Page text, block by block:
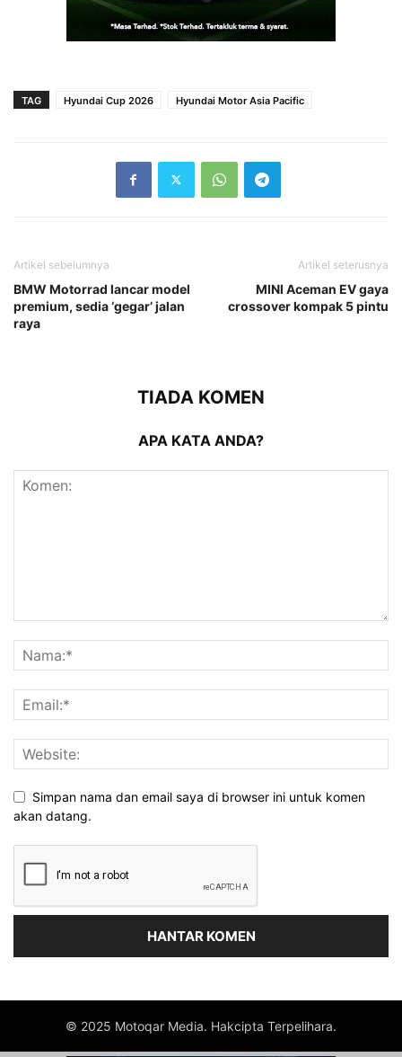
TAG Hyundai Cup 2026 Hyundai Motor Asia Pacific
Artikel sebelumnya
BMW Motorrad lancar model
premium, sedia ‘gegar’ jalan
raya
Artikel seterusnya
MINI Aceman EV gaya
crossover kompak 5 pintu
TIADA KOMEN
APA KATA ANDA?
Simpan nama dan email saya di browser ini untuk komen
akan datang.
© 2025 Motoqar Media. Hakcipta Terpelihara.